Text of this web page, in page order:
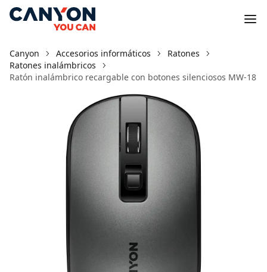
Canyon Accesorios informáticos
Ratones
Ratones inalámbricos
Ratón inalámbrico recargable con botones silenciosos MW-18